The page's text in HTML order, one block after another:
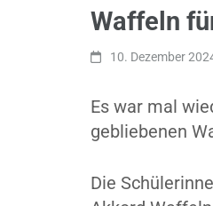
Waffeln
10. Dezember
Es war mal
gebliebenen
Die